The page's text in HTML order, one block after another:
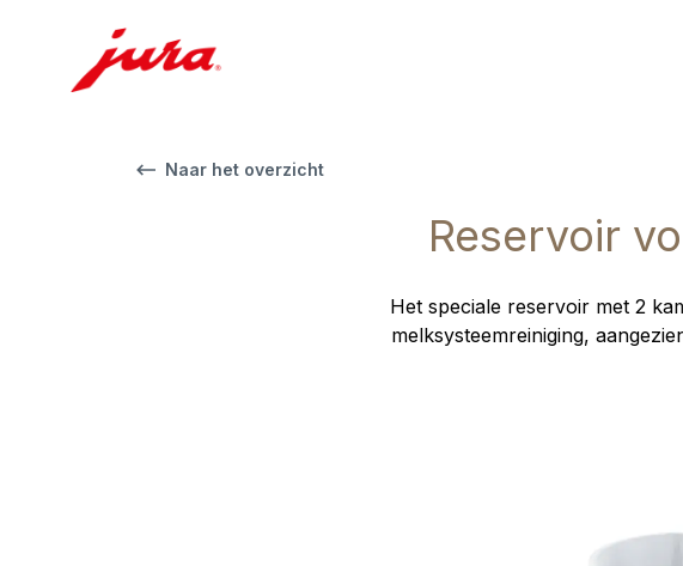
Naar het overzicht
Reservoir
Het speciale reservoir met 2
melksysteemreiniging,